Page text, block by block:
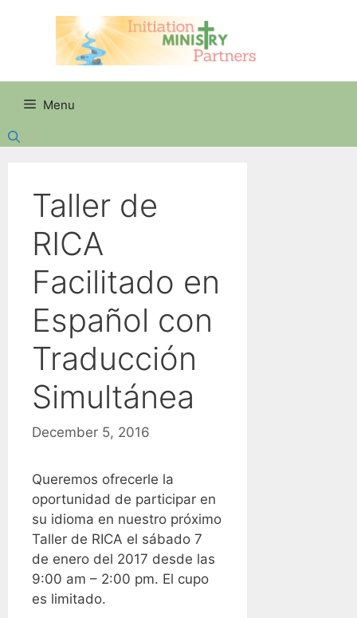
Menu
Taller de
RICA
Facilitado en
Español con
Traducción
Simultánea
December 5, 2016
Queremos ofrecerle la
oportunidad de participar en
su idioma en nuestro próximo
Taller de RICA el sábado 7
de enero del 2017 desde las
9:00 am – 2:00 pm. El cupo
es limitado.